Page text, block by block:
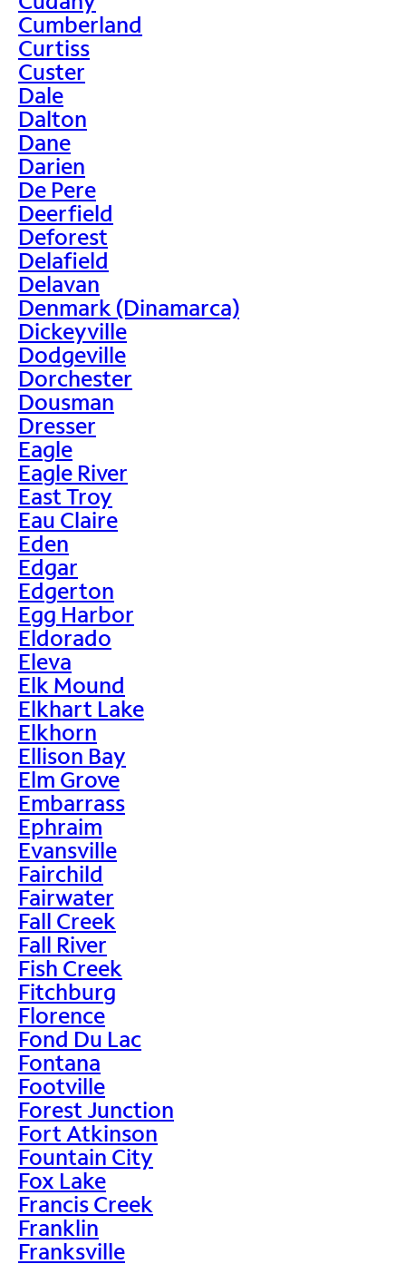
Cumberland
Curtiss
Custer
Dale
Dalton
Dane
Darien
De Pere
Deerfield
Deforest
Delafield
Delavan
Denmark (Dinamarca)
Dickeyville
Dodgeville
Dorchester
Dousman
Dresser
Eagle
Eagle River
East Troy
Eau Claire
Eden
Edgar
Edgerton
Egg Harbor
Eldorado
Eleva
Elk Mound
Elkhart Lake
Elkhorn
Ellison Bay
Elm Grove
Embarrass
Ephraim
Evansville
Fairchild
Fairwater
Fall Creek
Fall River
Fish Creek
Fitchburg
Florence
Fond Du Lac
Fontana
Footville
Forest Junction
Fort Atkinson
Fountain City
Fox Lake
Francis Creek
Franklin
Franksville